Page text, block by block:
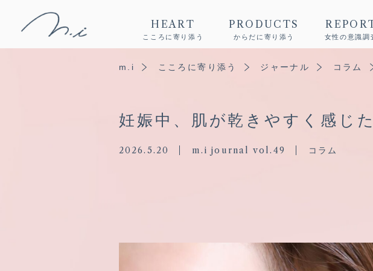
HEART
こころに寄り添う
PRODUCTS
からだに寄り添う 女性の意識調
m.i こころに寄り添う ジャーナル コラム
妊娠中、肌が乾きやすく感じ
2026.5.20 m.i journal vol.49 コラム